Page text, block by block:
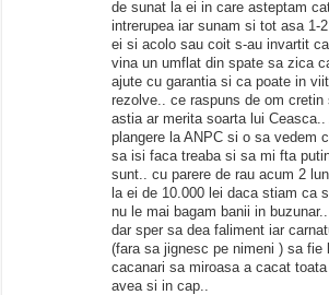
de sunat la ei in care asteptam
intrerupea iar sunam si tot asa 1-
ei si acolo sau coit s-au invartit
vina un umflat din spate sa zica
ajute cu garantia si ca poate in
rezolve.. ce raspuns de om
astia ar merita soarta lui
plangere la ANPC si o sa vedem
sa isi faca treaba si sa mi fta
sunt.. cu parere de rau acum 2
la ei de 10.000 lei daca stiam ca
nu le mai bagam banii in
dar sper sa dea faliment iar
(fara sa jignesc pe nimeni ) sa fie
cacanari sa miroasa a cacat
avea si in cap..